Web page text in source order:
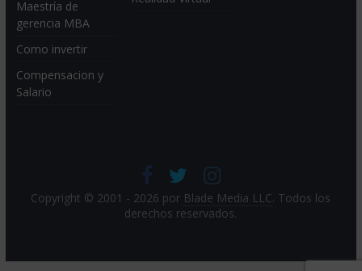
Maestría de
gerencia MBA
Como invertir
Compensacion y
Salario
Copyright © 2001 - 2026 por Blade Media LLC. Todos los
derechos reservados.